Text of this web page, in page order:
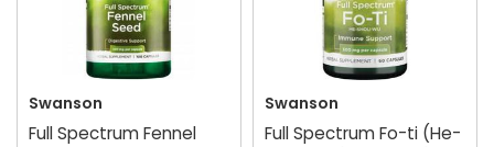
Swanson
Full Spectrum Fennel
Swanson
Full Spectrum Fo-ti (He-